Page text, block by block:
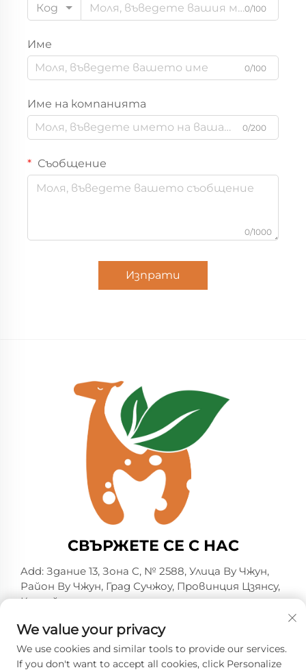
Код
0/100
Име
0/100
Име на компанията
0/200
Съобщение
0/1000
Изпрати
СВЪРЖЕТЕ СЕ С НАС
Add: Здание 13, Зона C, № 2588, Улица Ву Чжун,
Район Ву Чжун, Град Сучжоу, Провинция Цзянсу,
Китай
Тел.:
+86-13606218836
Имейл:
[email protected]
We value your privacy
We use cookies and similar tools to provide our services.
If you don't want to accept all cookies, click Personalize